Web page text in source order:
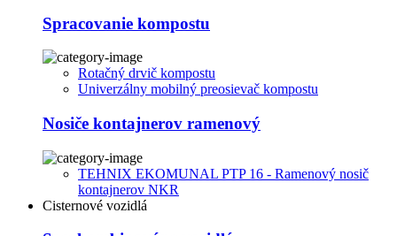
Spracovanie kompostu
Rotačný drvič kompostu
Univerzálny mobilný preosievač kompostu
Nosiče kontajnerov ramenový
TEHNIX EKOMUNAL PTP 16 - Ramenový nosič
kontajnerov NKR
Cisternové vozidlá